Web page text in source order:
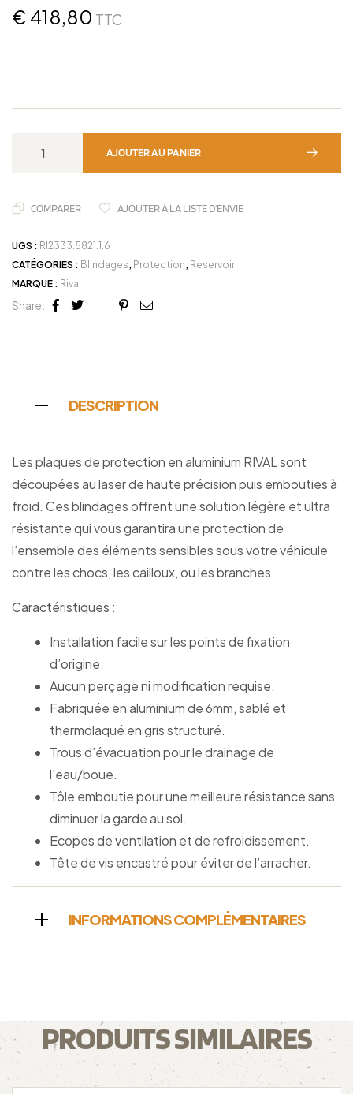
€ 418,80 TTC
AJOUTER AU PANIER
COMPARER AJOUTER À LA LISTE D'ENVIE
UGS : RI2333.5821.1.6
CATÉGORIES : Blindages, Protection, Reservoir
MARQUE : Rival
Share:
Facebook
TwitterLinkedin
Google+
Pinterest
Email
DESCRIPTION
Les plaques de protection en aluminium RIVAL sont
découpées au laser de haute précision puis embouties à
froid. Ces blindages offrent une solution légère et ultra
résistante qui vous garantira une protection de
l’ensemble des éléments sensibles sous votre véhicule
contre les chocs, les cailloux, ou les branches.
Caractéristiques :
Installation facile sur les points de fixation
d’origine.
Aucun perçage ni modification requise.
Fabriquée en aluminium de 6mm, sablé et
thermolaqué en gris structuré.
Trous d’évacuation pour le drainage de
l’eau/boue.
Tôle emboutie pour une meilleure résistance sans
diminuer la garde au sol.
Ecopes de ventilation et de refroidissement.
Tête de vis encastré pour éviter de l’arracher.
INFORMATIONS COMPLÉMENTAIRES
PRODUITS SIMILAIRES